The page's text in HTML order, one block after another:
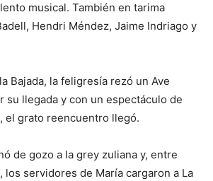
musical. También en tarima
Hendri Méndez, Jaime Indriago y
Bajada, la feligresía rezó un Ave
su llegada y con un espectáculo de
el grato reencuentro llegó.
de gozo a la grey zuliana y, entre
los servidores de María cargaron a La